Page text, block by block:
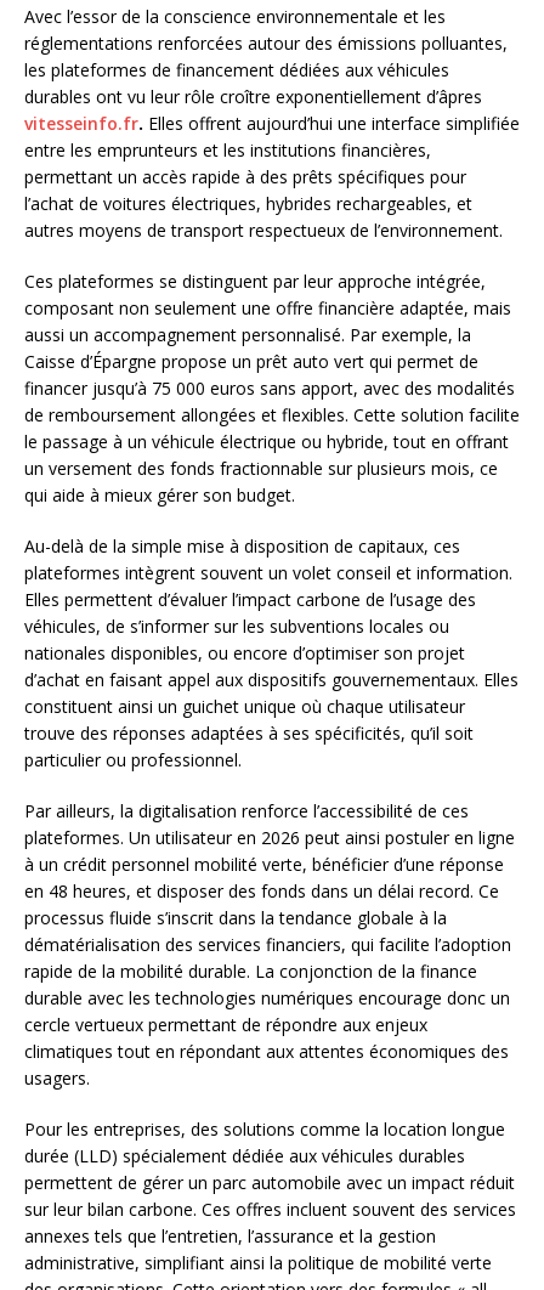
Avec l’essor de la conscience environnementale et les
réglementations renforcées autour des émissions polluantes,
les plateformes de financement dédiées aux véhicules
durables ont vu leur rôle croître exponentiellement d’âpres
vitesseinfo.fr. Elles offrent aujourd’hui une interface simplifiée
entre les emprunteurs et les institutions financières,
permettant un accès rapide à des prêts spécifiques pour
l’achat de voitures électriques, hybrides rechargeables, et
autres moyens de transport respectueux de l’environnement.
Ces plateformes se distinguent par leur approche intégrée,
composant non seulement une offre financière adaptée, mais
aussi un accompagnement personnalisé. Par exemple, la
Caisse d’Épargne propose un prêt auto vert qui permet de
financer jusqu’à 75 000 euros sans apport, avec des modalités
de remboursement allongées et flexibles. Cette solution facilite
le passage à un véhicule électrique ou hybride, tout en offrant
un versement des fonds fractionnable sur plusieurs mois, ce
qui aide à mieux gérer son budget.
Au-delà de la simple mise à disposition de capitaux, ces
plateformes intègrent souvent un volet conseil et information.
Elles permettent d’évaluer l’impact carbone de l’usage des
véhicules, de s’informer sur les subventions locales ou
nationales disponibles, ou encore d’optimiser son projet
d’achat en faisant appel aux dispositifs gouvernementaux. Elles
constituent ainsi un guichet unique où chaque utilisateur
trouve des réponses adaptées à ses spécificités, qu’il soit
particulier ou professionnel.
Par ailleurs, la digitalisation renforce l’accessibilité de ces
plateformes. Un utilisateur en 2026 peut ainsi postuler en ligne
à un crédit personnel mobilité verte, bénéficier d’une réponse
en 48 heures, et disposer des fonds dans un délai record. Ce
processus fluide s’inscrit dans la tendance globale à la
dématérialisation des services financiers, qui facilite l’adoption
rapide de la mobilité durable. La conjonction de la finance
durable avec les technologies numériques encourage donc un
cercle vertueux permettant de répondre aux enjeux
climatiques tout en répondant aux attentes économiques des
usagers.
Pour les entreprises, des solutions comme la location longue
durée (LLD) spécialement dédiée aux véhicules durables
permettent de gérer un parc automobile avec un impact réduit
sur leur bilan carbone. Ces offres incluent souvent des services
annexes tels que l’entretien, l’assurance et la gestion
administrative, simplifiant ainsi la politique de mobilité verte